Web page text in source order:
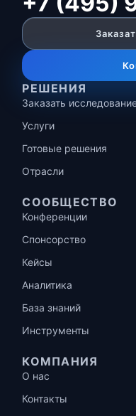
РЕШЕНИЯ
Заказать
Услуги
Готовые решения
Отрасли
СООБЩЕСТВО
Конференции
Спонсорство
Кейсы
Аналитика
База знаний
Инструменты
КОМПАНИЯ
О нас
Контакты